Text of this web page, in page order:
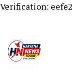
Verification: